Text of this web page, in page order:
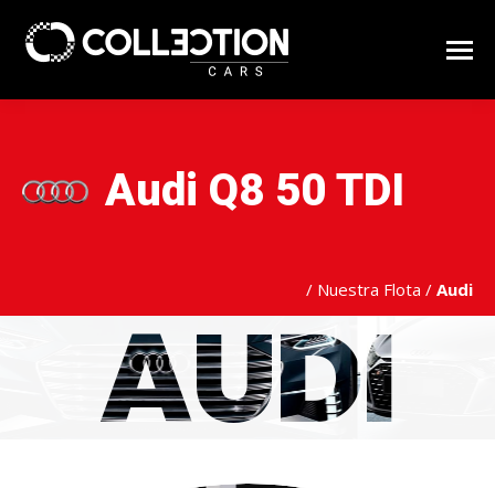
Audi Q8 50 TDI
/ Nuestra Flota / Audi
AUDI